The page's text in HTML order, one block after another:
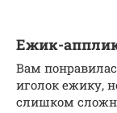
Ежик-
Вам
иголок ежику,
слишком